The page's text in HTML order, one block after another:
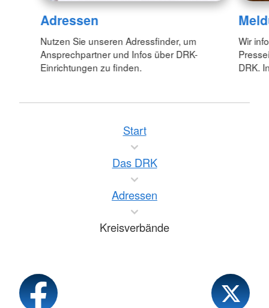
Adressen
Nutzen Sie unseren Adressfinder, um
Ansprechpartner und Infos über DRK-
Einrichtungen zu finden.
Wir
DRK.
Start
Das DRK
Adressen
Kreisverbände